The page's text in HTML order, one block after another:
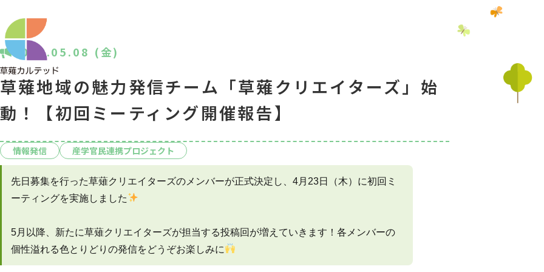
2026.05.08 (金)
草薙地域の魅力発信チーム「草薙クリエイターズ」始
動！【初回ミーティング開催報告】
情報発信 産学官民連携プロジェクト
先日募集を行った草薙クリエイターズのメンバーが正式決定し、4月23日（木）に初回ミ
ーティングを実施しました
5月以降、新たに草薙クリエイターズが担当する投稿回が増えていきます！各メンバーの
個性溢れる色とりどりの発信をどうぞお楽しみに